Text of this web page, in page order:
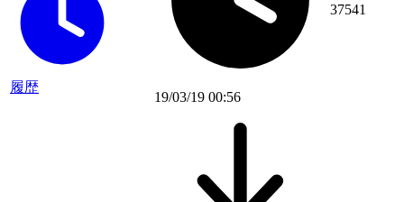
履歴
19/03/19 00:56
37541